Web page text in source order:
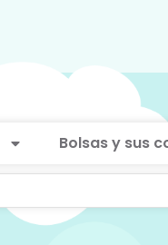
Bolsas y sus